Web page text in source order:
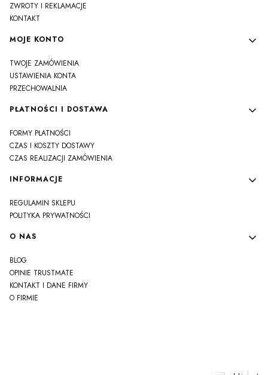
ZWROTY I REKLAMACJE
KONTAKT
MOJE KONTO
TWOJE ZAMÓWIENIA
USTAWIENIA KONTA
PRZECHOWALNIA
PŁATNOŚCI I DOSTAWA
FORMY PŁATNOŚCI
CZAS I KOSZTY DOSTAWY
CZAS REALIZACJI ZAMÓWIENIA
INFORMACJE
REGULAMIN SKLEPU
POLITYKA PRYWATNOŚCI
O NAS
BLOG
OPINIE TRUSTMATE
KONTAKT I DANE FIRMY
O FIRMIE